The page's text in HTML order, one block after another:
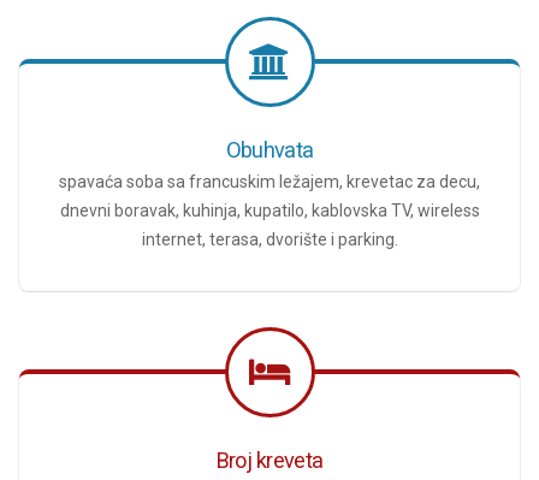
Obuhvata
spavaća soba sa francuskim ležajem, krevetac za decu,
dnevni boravak, kuhinja, kupatilo, kablovska TV, wireless
internet, terasa, dvorište i parking.
Broj kreveta